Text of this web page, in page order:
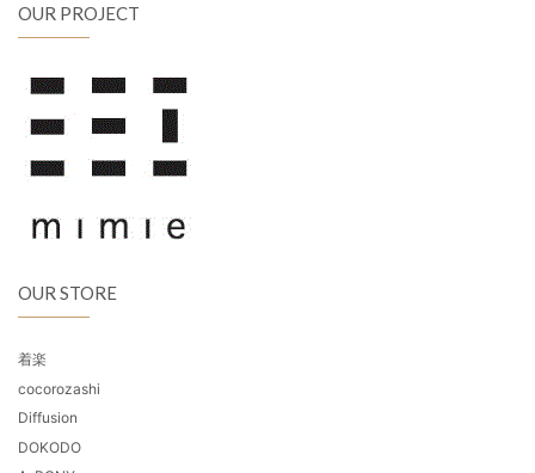
OUR PROJECT
OUR STORE
着楽
cocorozashi
Diffusion
DOKODO